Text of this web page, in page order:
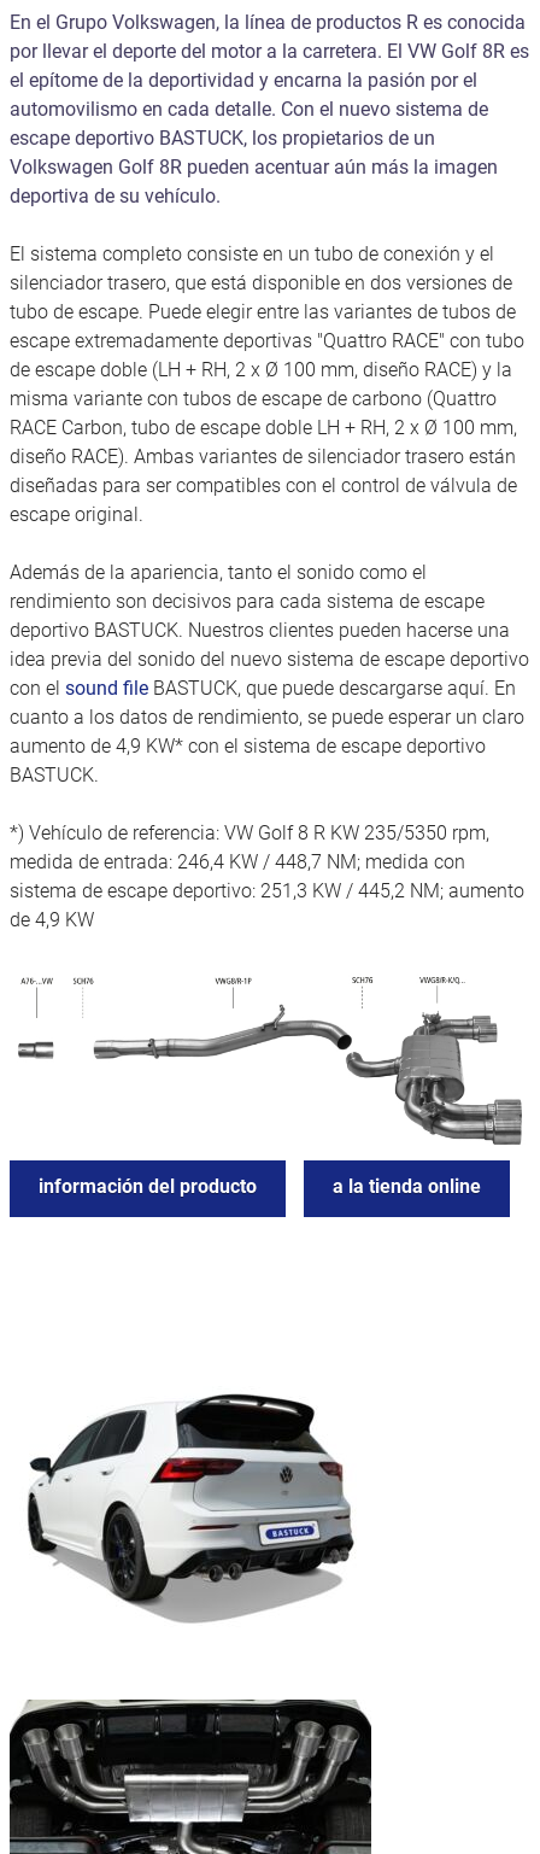
En el Grupo Volkswagen, la línea de productos R es conocida
por llevar el deporte del motor a la carretera. El VW Golf 8R es
el epítome de la deportividad y encarna la pasión por el
automovilismo en cada detalle. Con el nuevo sistema de
escape deportivo BASTUCK, los propietarios de un
Volkswagen Golf 8R pueden acentuar aún más la imagen
deportiva de su vehículo.
El sistema completo consiste en un tubo de conexión y el
silenciador trasero, que está disponible en dos versiones de
tubo de escape. Puede elegir entre las variantes de tubos de
escape extremadamente deportivas "Quattro RACE" con tubo
de escape doble (LH + RH, 2 x Ø 100 mm, diseño RACE) y la
misma variante con tubos de escape de carbono (Quattro
RACE Carbon, tubo de escape doble LH + RH, 2 x Ø 100 mm,
diseño RACE). Ambas variantes de silenciador trasero están
diseñadas para ser compatibles con el control de válvula de
escape original.
Además de la apariencia, tanto el sonido como el
rendimiento son decisivos para cada sistema de escape
deportivo BASTUCK. Nuestros clientes pueden hacerse una
idea previa del sonido del nuevo sistema de escape deportivo
con el sound file BASTUCK, que puede descargarse aquí. En
cuanto a los datos de rendimiento, se puede esperar un claro
aumento de 4,9 KW* con el sistema de escape deportivo
BASTUCK.
*) Vehículo de referencia: VW Golf 8 R KW 235/5350 rpm,
medida de entrada: 246,4 KW / 448,7 NM; medida con
sistema de escape deportivo: 251,3 KW / 445,2 NM; aumento
de 4,9 KW
información del producto a la tienda online